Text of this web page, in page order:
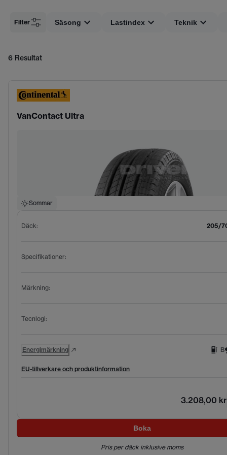
Filter Säsong Lastindex Teknik
6 Resultat
VanContact Ultra
Sommar
Däck: 205/
Specifikationer:
Märkning:
Tecnlogi:
Energimärkning B
EU-tillverkare och produktinformation
3.208,00 kr
Boka
Pris per däck inklusive moms